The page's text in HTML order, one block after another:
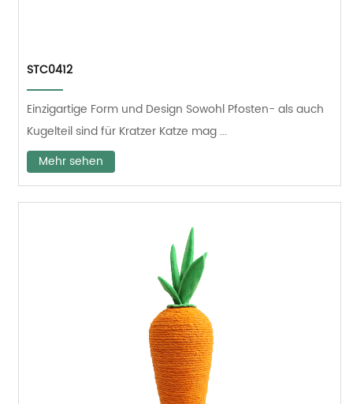
STC0412
Einzigartige Form und Design Sowohl Pfosten- als auch
Kugelteil sind für Kratzer Katze mag ...
Mehr sehen